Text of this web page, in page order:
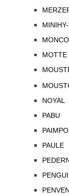
MOTTE
NOYAL
PABU
PAULE